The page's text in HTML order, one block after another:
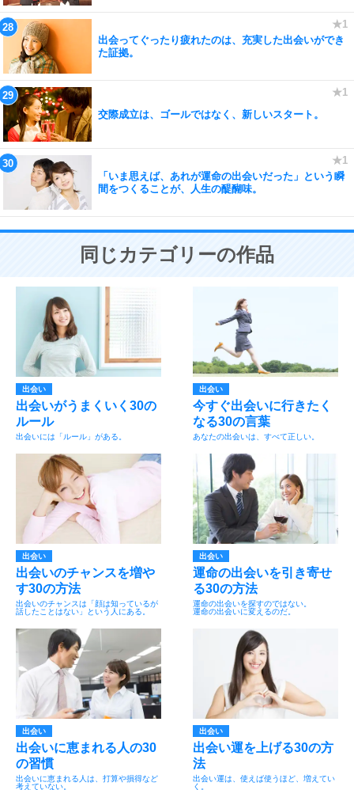
出会ってぐったり疲れたのは、充実した出会いができ
た証拠。
交際成立は、ゴールではなく、新しいスタート。
「いま思えば、あれが運命の出会いだった」という瞬
間をつくることが、人生の醍醐味。
同じカテゴリーの作品
出会い
出会いがうまくいく30の
ルール
出会いには「ルール」がある。
出会い
今すぐ出会いに行きたく
なる30の言葉
あなたの出会いは、すべて正しい。
出会い
出会いのチャンスを増や
す30の方法
出会いのチャンスは「顔は知っているが
話したことはない」という人にある。
出会い
運命の出会いを引き寄せ
る30の方法
運命の出会いを探すのではない。
運命の出会いに変えるのだ。
出会い
出会いに恵まれる人の30
の習慣
出会いに恵まれる人は、打算や損得など
考えていない。
出会い
出会い運を上げる30の方
法
出会い運は、使えば使うほど、増えてい
く。